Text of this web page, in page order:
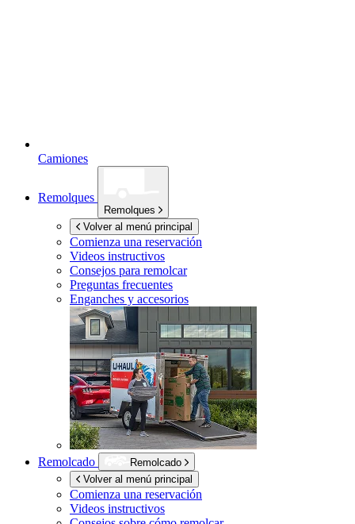
Camiones
Remolques
Remolques
Volver al menú principal
Comienza una reservación
Videos instructivos
Consejos para remolcar
Preguntas frecuentes
Enganches y accesorios
Remolcado
Remolcado
Volver al menú principal
Comienza una reservación
Videos instructivos